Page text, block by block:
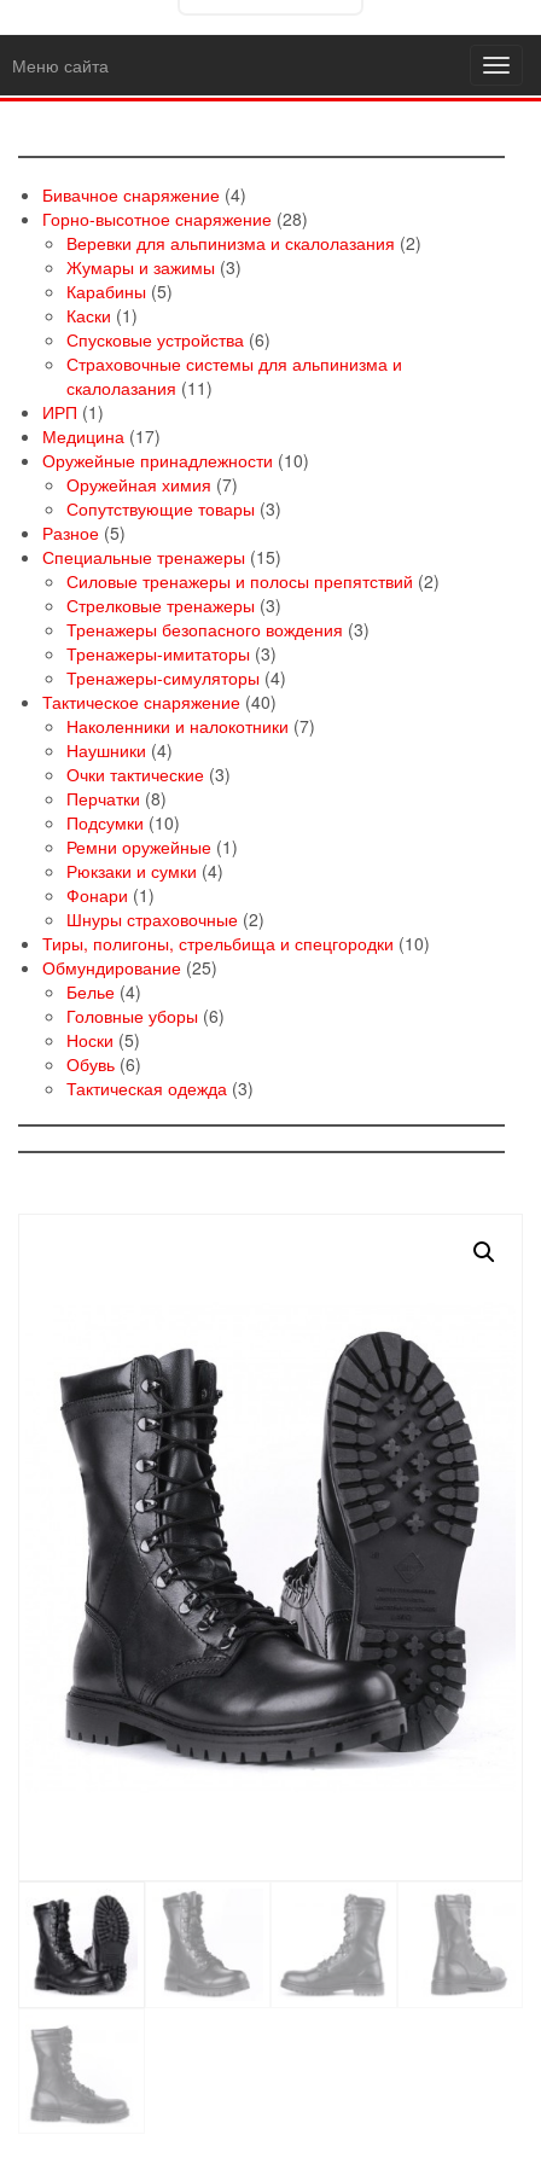
Меню сайта
Бивачное снаряжение 44
товара
Горно-высотное снаряжение 2828
товаров
Веревки для альпинизма и скалолазания 22
Жумары и зажимы 33
Карабины 55
Каски 11
товар
Спусковые устройства 66
товаров
Страховочные системы для альпинизма и
скалолазания 1111
ИРП 11
товар
Медицина 1717
товаров
Оружейные принадлежности 1010
Оружейная химия 77
товаров
Сопутствующие товары 33
Разное 55
товаров
Специальные тренажеры 1515
товаров
Силовые тренажеры и полосы препятствий 22
Стрелковые тренажеры 33
товара
Тренажеры безопасного вождения 33
Тренажеры-имитаторы 33
товара
Тренажеры-симуляторы 44
Тактическое снаряжение 4040
товаров
Наколенники и налокотники 77
Наушники 44
товара
Очки тактические 33
Перчатки 88
товаров
Подсумки 1010
товаров
Ремни оружейные 11
Рюкзаки и сумки 44
Фонари 11
товар
Шнуры страховочные 22
товара
Тиры, полигоны, стрельбища и спецгородки 1010
Обмундирование 2525
Белье 44
товара
Головные уборы 66
Носки 55
товаров
Обувь 66
товаров
Тактическая одежда 33